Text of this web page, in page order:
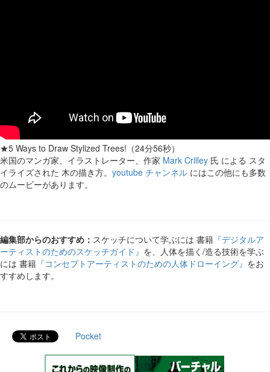
★5 Ways to Draw Stylized Trees!（24分56秒）
米国のマンガ家、イラストレーター、作家 Mark Crilley 氏 による スタ
イライズされた 木の描き方。 youtube チャンネル にはこの他にも多数
のムービーがあります。
編集部からのおすすめ： スケッチについて学ぶには 書籍 『デジタルア
ーティストのためのスケッチガイド』 を、人体を描く/造る技術を学ぶ
には 書籍 『コンセプトアーティストのための人体ドローイング』 をお
すすめします。
Pocket